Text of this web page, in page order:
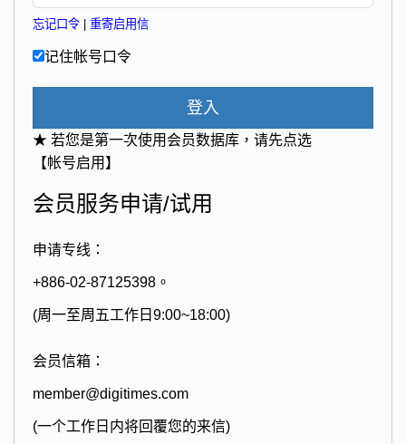
忘记口令 重寄启用信
记住帐号口令
登入
★ 若您是第一次使用会员数据库，请先点选
【帐号启用】
会员服务申请/试用
申请专线：
+886-02-87125398。
(周一至周五工作日9:00~18:00)
会员信箱：
member@digitimes.com
(一个工作日内将回覆您的来信)